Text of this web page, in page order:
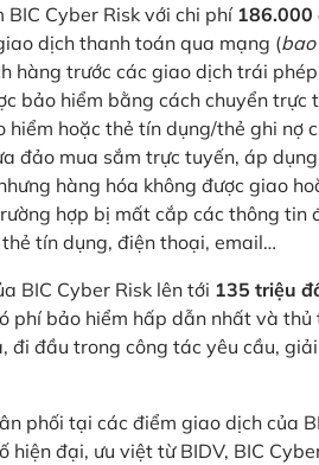
Cyber Risk với chi phí 186.000
dịch thanh toán qua mạng (
hàng trước các giao dịch trái
bảo hiểm bằng cách chuyển
hiểm hoặc thẻ tín dụng/thẻ ghi nợ
đảo mua sắm trực tuyến, áp
hàng hóa không được giao
hợp bị mất cắp các thông
tín dụng, điện thoại, email…
BIC Cyber Risk lên tới 135 triệu
phí bảo hiểm hấp dẫn nhất và
đi đầu trong công tác yêu cầu,
phối tại các điểm giao dịch của
hiện đại, ưu việt từ BIDV, BIC